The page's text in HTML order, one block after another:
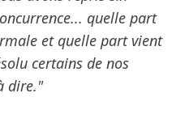
quelle part
et quelle part vient
certains de nos
dire."